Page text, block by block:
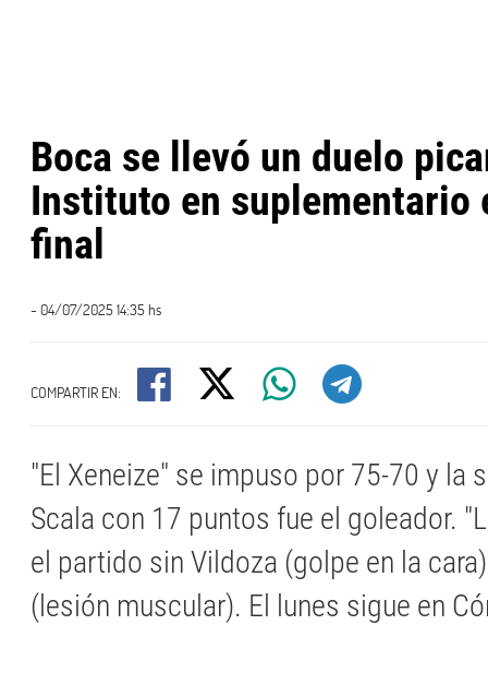
Boca se llevó un duelo
Instituto en suplementario
final
- 04/07/2025 14:35 hs
COMPARTIR EN:
"El Xeneize" se impuso por 75-70 y la
Scala con 17 puntos fue el goleador.
el partido sin Vildoza (golpe en la
(lesión muscular). El lunes sigue en